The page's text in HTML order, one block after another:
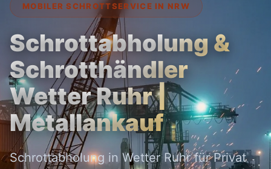
MOBILER SCHROTTSERVICE IN NRW
Schrottabholung &
Schrotthändler
Wetter Ruhr |
Metallankauf
Schrottabholung in Wetter Ruhr für Privat